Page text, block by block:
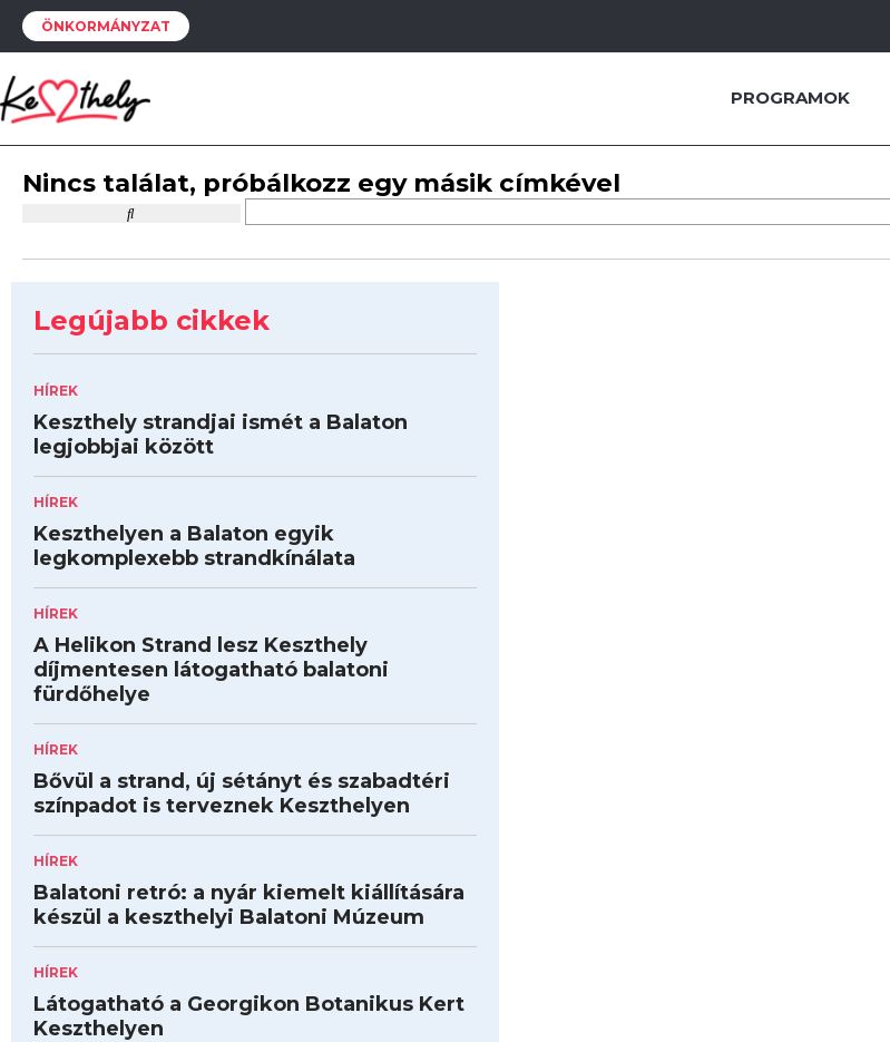
ÖNKORMÁNYZAT
PROGRAMOK
Nincs találat, próbálkozz egy másik címkével
Legújabb cikkek
HÍREK
Keszthely strandjai ismét a Balaton
legjobbjai között
HÍREK
Keszthelyen a Balaton egyik
legkomplexebb strandkínálata
HÍREK
A Helikon Strand lesz Keszthely
díjmentesen látogatható balatoni
fürdőhelye
HÍREK
Bővül a strand, új sétányt és szabadtéri
színpadot is terveznek Keszthelyen
HÍREK
Balatoni retró: a nyár kiemelt kiállítására
készül a keszthelyi Balatoni Múzeum
HÍREK
Látogatható a Georgikon Botanikus Kert
Keszthelyen